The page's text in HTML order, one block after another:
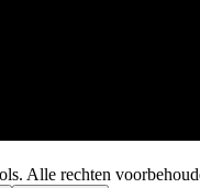
Alle rechten